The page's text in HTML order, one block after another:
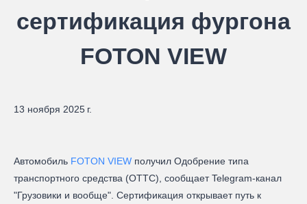
сертификация фургона
FOTON VIEW
13 ноября 2025 г.
Автомобиль FOTON VIEW получил Одобрение типа
транспортного средства (ОТТС), сообщает Telegram-канал
"Грузовики и вообще". Сертификация открывает путь к